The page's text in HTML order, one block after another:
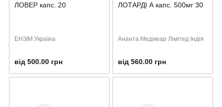
ЛОВЕР капс. 20
ЕНЗІМ Україна
від 500.00 грн
ЛОТАРДІ А капс. 500мг 30
Ананта Медікеар Лімітед Індія
від 560.00 грн